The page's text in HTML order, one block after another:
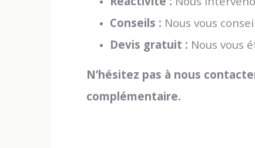
Conseils : Nous vous
Devis gratuit : Nous vous
N’hésitez pas à nous
complémentaire.